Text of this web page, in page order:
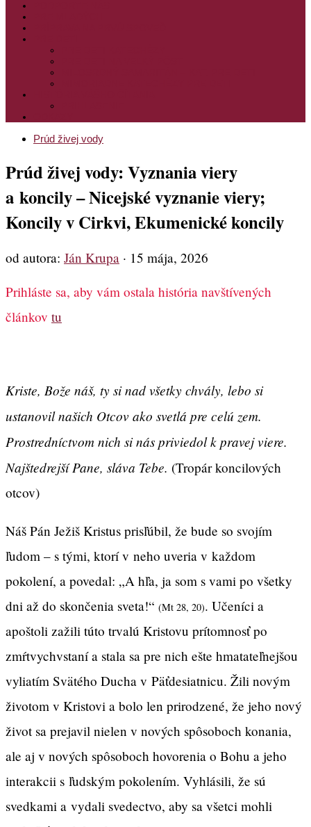
Prúd živej vody
Prúd živej vody: Vyznania viery
a koncily – Nicejské vyznanie viery;
Koncily v Cirkvi, Ekumenické koncily
od autora: Ján Krupa · 15 mája, 2026
Prihláste sa, aby vám ostala história navštívených
článkov tu
Kriste, Bože náš, ty si nad všetky chvály, lebo si
ustanovil našich Otcov ako svetlá pre celú zem.
Prostredníctvom nich si nás priviedol k pravej viere.
Najštedrejší Pane, sláva Tebe. (Tropár koncilových
otcov)
Náš Pán Ježiš Kristus prisľúbil, že bude so svojím
ľudom – s tými, ktorí v neho uveria v každom
pokolení, a povedal: „A hľa, ja som s vami po všetky
dni až do skončenia sveta!“ (Mt 28, 20). Učeníci a
apoštoli zažili túto trvalú Kristovu prítomnosť po
zmŕtvychvstaní a stala sa pre nich ešte hmatateľnejšou
vyliatím Svätého Ducha v Päťdesiatnicu. Žili novým
životom v Kristovi a bolo len prirodzené, že jeho nový
život sa prejavil nielen v nových spôsoboch konania,
ale aj v nových spôsoboch hovorenia o Bohu a jeho
interakcii s ľudským pokolením. Vyhlásili, že sú
svedkami a vydali svedectvo, aby sa všetci mohli